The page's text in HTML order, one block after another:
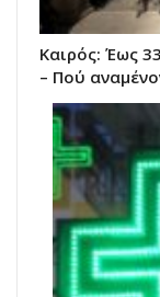
Καιρός: Έως
– Πού